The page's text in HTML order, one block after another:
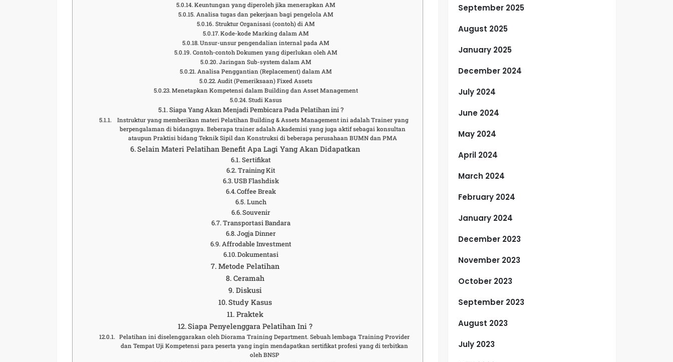
Keuntungan yang diperoleh jika menerapkan AM
Analisa tugas dan pekerjaan bagi pengelola AM
Struktur Organisasi (contoh) di AM
Kode-kode Marking dalam AM
Unsur-unsur pengendalian internal pada AM
Contoh-contoh Dokumen yang diperlukan oleh AM
Jaringan Sub-system dalam AM
Analisa Penggantian (Replacement) dalam AM
Audit (Pemeriksaan) Fixed Assets
Menetapkan Kompetensi dalam Building dan Asset Management
Studi Kasus
Siapa Yang Akan Menjadi Pembicara Pada Pelatihan ini ?
Instruktur yang memberikan materi Pelatihan Building & Assets Management ini adalah Trainer yang
berpengalaman di bidangnya. Beberapa trainer adalah Akademisi yang juga aktif sebagai konsultan
ataupun Praktisi bidang Teknik Sipil dan Konstruksi di beberapa perusahaan BUMN dan PMA
Selain Materi Pelatihan Benefit Apa Lagi Yang Akan Didapatkan
Sertifikat
Training Kit
USB Flashdisk
Coffee Break
Lunch
Souvenir
Transportasi Bandara
Jogja Dinner
Affrodable Investment
Dokumentasi
Metode Pelatihan
Ceramah
Diskusi
Study Kasus
Praktek
Siapa Penyelenggara Pelatihan Ini ?
Pelatihan ini diselenggarakan oleh Diorama Training Department. Sebuah lembaga Training Provider
dan Tempat Uji Kompetensi para peserta yang ingin mendapatkan sertifikat profesi yang di terbitkan
oleh BNSP
September 2025
August 2025
January 2025
December 2024
July 2024
June 2024
May 2024
April 2024
March 2024
February 2024
January 2024
December 2023
November 2023
October 2023
September 2023
August 2023
July 2023